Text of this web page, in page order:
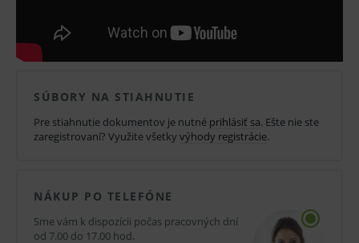
Dezinfekcia Dürr Dental neobsahuje
Spôsobuje vážne poškodenie očí.
SÚBORY NA STIAHNUTIE
Pre stiahnutie dokumentov je nutné prihlásiť sa. Ešte nie ste
zaregistrovaní? Využite všetky výhody registrácie.
NÁKUP PO TELEFÓNE
Sme vám k dispozícii počas pracovných dní
od 7.00 do 17.00 hod.